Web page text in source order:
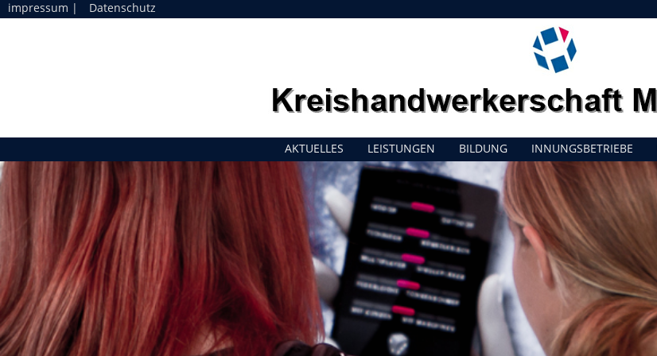
impressum | Datenschutz
AKTUELLES LEISTUNGEN BILDUNG INNUNGSBETRIEBE